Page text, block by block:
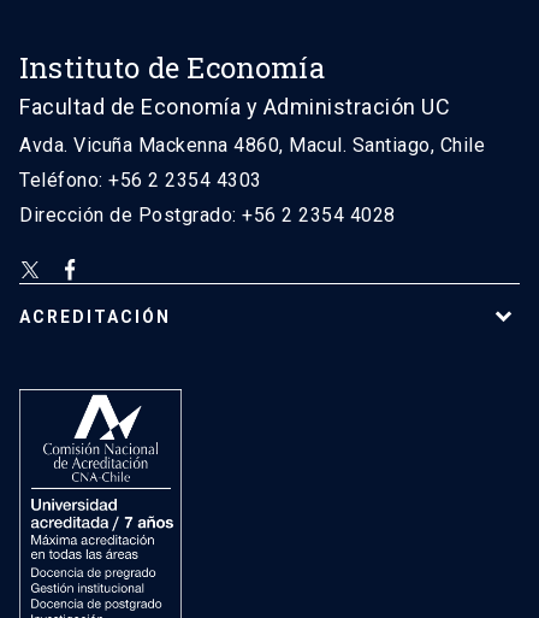
Instituto de Economía
Facultad de Economía y Administración UC
Avda. Vicuña Mackenna 4860, Macul. Santiago, Chile
Teléfono: +56 2 2354 4303
Dirección de Postgrado: +56 2 2354 4028
ACREDITACIÓN